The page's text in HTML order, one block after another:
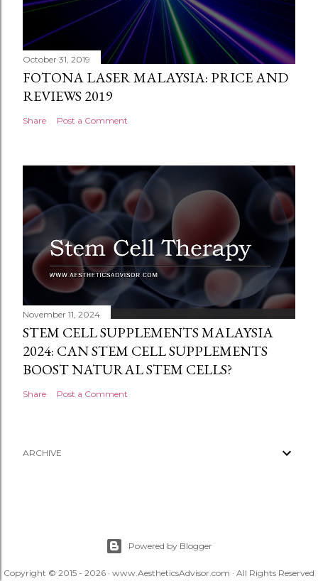
October 31, 2019
FOTONA LASER MALAYSIA: PRICE AND
REVIEWS 2019
Share Post a Comment
November 11, 2024
STEM CELL SUPPLEMENTS MALAYSIA
2024: CAN STEM CELL SUPPLEMENTS
BOOST NATURAL STEM CELLS?
Share Post a Comment
ARCHIVE
Powered by Blogger
Copyright © 2015 - 2026 · www.AestheticsAdvisor.com · All Rights Reserved